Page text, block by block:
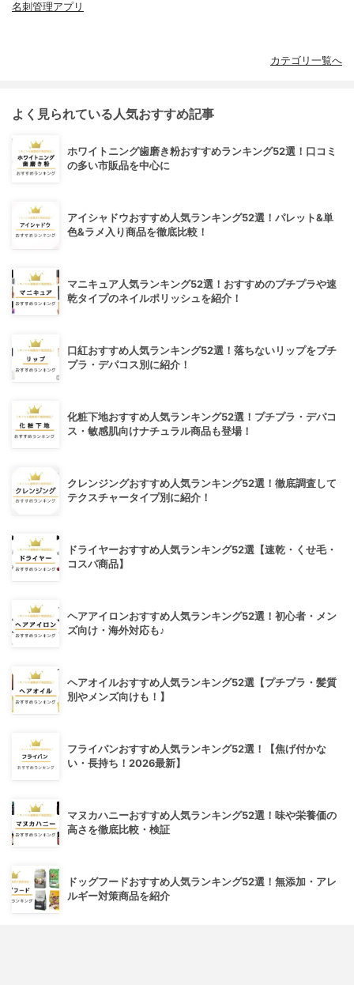
名刺管理アプリ
カテゴリ一覧へ
よく見られている人気おすすめ記事
ホワイトニング歯磨き粉おすすめランキング52選！口コミ
の多い市販品を中心に
アイシャドウおすすめ人気ランキング52選！パレット&単
色&ラメ入り商品を徹底比較！
マニキュア人気ランキング52選！おすすめのプチプラや速
乾タイプのネイルポリッシュを紹介！
口紅おすすめ人気ランキング52選！落ちないリップをプチ
プラ・デパコス別に紹介！
化粧下地おすすめ人気ランキング52選！プチプラ・デパコ
ス・敏感肌向けナチュラル商品も登場！
クレンジングおすすめ人気ランキング52選！徹底調査して
テクスチャータイプ別に紹介！
ドライヤーおすすめ人気ランキング52選【速乾・くせ毛・
コスパ商品】
ヘアアイロンおすすめ人気ランキング52選！初心者・メン
ズ向け・海外対応も♪
ヘアオイルおすすめ人気ランキング52選【プチプラ・髪質
別やメンズ向けも！】
フライパンおすすめ人気ランキング52選！【焦げ付かな
い・長持ち！2026最新】
マヌカハニーおすすめ人気ランキング52選！味や栄養価の
高さを徹底比較・検証
ドッグフードおすすめ人気ランキング52選！無添加・アレ
ルギー対策商品を紹介